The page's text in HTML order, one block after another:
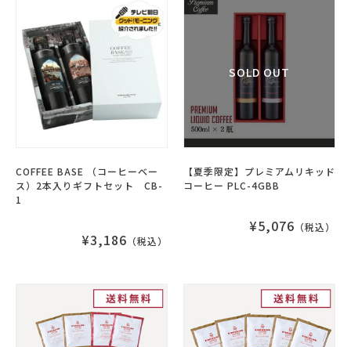
COFFEE BASE （コーヒーベー
ス）2本入りギフトセット CB-
1
¥3,186 （税込）
【夏季限定】プレミアムリキッド
コーヒー PLC-4GBB
¥5,076 （税込）